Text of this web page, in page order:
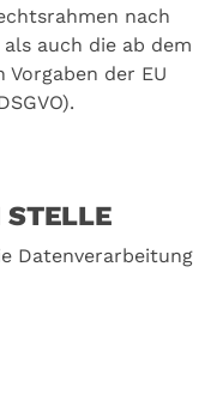
nach
auch die ab dem
Vorgaben der EU
Datenverarbeitung